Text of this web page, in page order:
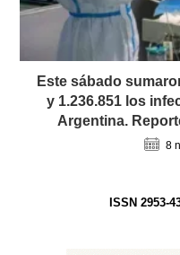
Este sábado
y 1.236.851 los
Argentina.
8
ISSN 2953-